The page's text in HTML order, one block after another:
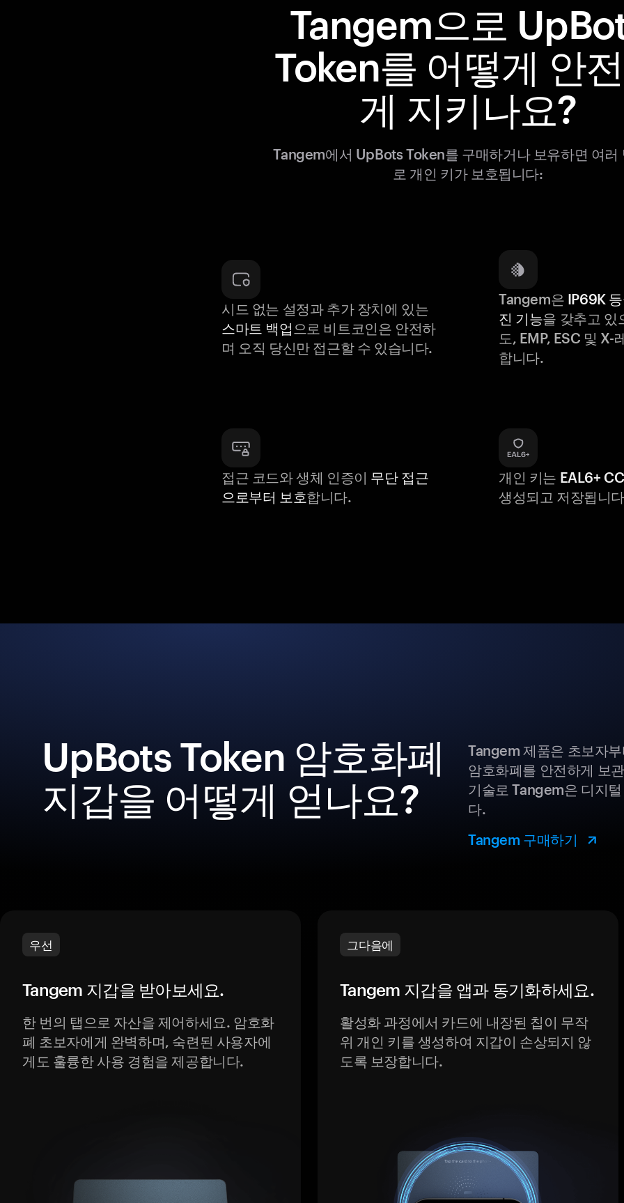
Tangem으로
Token를 어떻게 안
게 지키나요?
Tangem에서 UpBots Token를 구매하거나 보유하면 여러
로 개인 키가 보호됩니다:
시드 없는 설정과 추가 장치에 있는
스마트 백업 으로 비트코인은 안전하
며 오직 당신만 접근할 수 있습니다.
Tangem은 IP69K
진 기능을 갖추고 있
도, EMP, ESC 및 X-
합니다.
접근 코드와 생체 인증이 무단 접근
으로부터 보호합니다.
개인 키는 EAL6+
생성되고 저장됩니
UpBots Token 암호화폐
지갑을 어떻게 얻나요?
Tangem 제품은 초보자
암호화폐를 안전하게 보
기술로 Tangem은 디지
다.
Tangem 구매하기
우선
Tangem 지갑을 받아보세요.
한 번의 탭으로 자산을 제어하세요. 암호화
폐 초보자에게 완벽하며, 숙련된 사용자에
게도 훌륭한 사용 경험을 제공합니다.
그다음에
Tangem 지갑을 앱과 동기화하세요.
활성화 과정에서 카드에 내장된 칩이 무작
위 개인 키를 생성하여 지갑이 손상되지 않
도록 보장합니다.